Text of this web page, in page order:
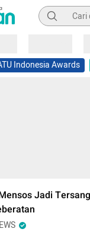
Pencarian
Indonesia Awards
Jadi